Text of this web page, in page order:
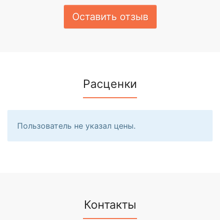
Оставить отзыв
Расценки
Пользователь не указал цены.
Контакты